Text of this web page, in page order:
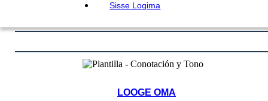
Sisse Logima
LOOGE OMA